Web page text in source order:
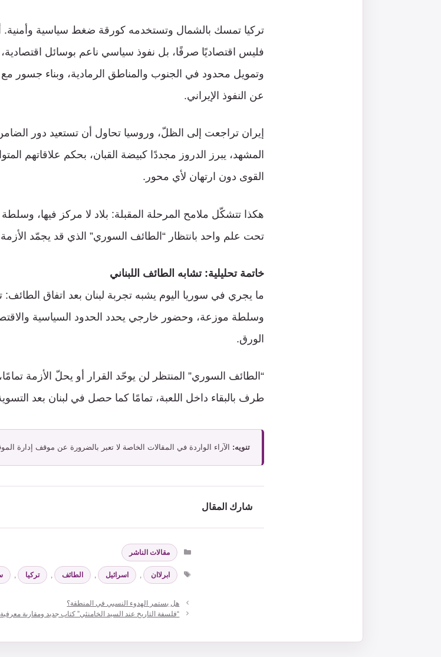
تركيا تمسك بالشمال وتستخدمه كورقة ضغط سياسية وأمنية.
فليس اقتصاديًا صرفًا، بل نفوذ سياسي ناعم بوسائل اقتصادية،
وتمويل محدود في الجنوب والمناطق الرمادية، وبناء جسور
عن النفوذ الإيراني.
إيران تراجعت إلى الظلّ، وروسيا تحاول أن تستعيد دور
المشهد، يبرز الدروز مجددًا كبيضة القبان، بحكم علاقاتهم
القوى دون ارتهان لأي محور.
هكذا تتشكّل ملامح المرحلة المقبلة: بلاد لا مركز فيها،
تحت علم واحد بانتظار “الطائف السوري” الذي قد يجمّد
خاتمة تحليلية: تشابه الطائف اللبناني
ما يجري في سوريا اليوم يشبه تجربة لبنان بعد اتفاق الطائف:
وسلطة موزعة، وحضور خارجي يحدد الحدود السياسية
الورق.
“الطائف السوري” المنتظر لن يوحّد القرار أو يحلّ الأزمة
طرف بالبقاء داخل اللعبة، تمامًا كما حصل في لبنان بعد
تنويه: الآراء الواردة في المقالات الخاصة لا تعبر بالضرورة عن موقف إدارة
شارك المقال
التصنيفات
مقالات الناشر
الوسوم
ابرلاان اسرائيل الطائف تركيا
هل يستمر الهدوء النسبي في المنطقة؟
“فلسفة التاريخ عند السيد الخامنئي” كتاب جديد ومقاربة